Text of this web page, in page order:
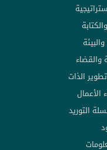
والقضاء
الذات
الأعمال
التوريد